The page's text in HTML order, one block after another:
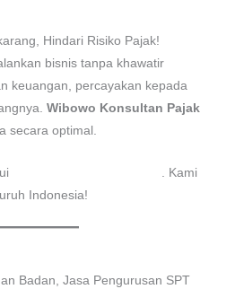
Hindari Risiko Pajak!
bisnis tanpa khawatir
keuangan, percayakan kepada
Wibowo Konsultan Pajak
secara optimal.
. Kami
Indonesia!
Badan, Jasa Pengurusan SPT